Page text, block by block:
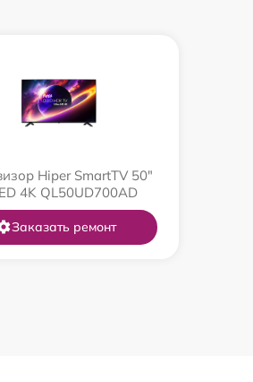
Hiper SmartTV 50"
4K QL50UD700AD
Заказать ремонт